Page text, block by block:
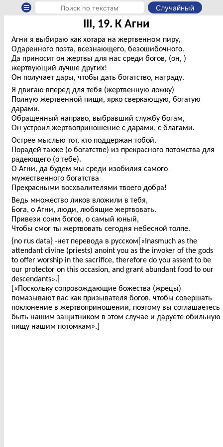
Случайный
III, 19. К Агни
Агни я выбираю как хотара на жертвенном пиру,
Одаренного поэта, всезнающего, безошибочного.
Да приносит он жертвы для нас среди богов, (он, )
жертвующий лучше других!
Он получает дары, чтобы дать богатство, награду.
Я двигаю вперед для тебя (жертвенную ложку)
Полную жертвенной пищи, ярко сверкающую, богатую
дарами.
Обращенный направо, выбравший службу богам,
Он устроил жертвоприношение с дарами, с благами.
Острее мыслью тот, кто поддержан тобой.
Порадей также (о богатстве) из прекрасного потомства для
радеющего (о тебе).
О Агни, да будем мы среди изобилия самого
мужественного богатства
Прекрасными восхвалителями твоего добра!
Ведь множество ликов вложили в тебя,
Бога, о Агни, люди, любящие жертвовать.
Привези сонм богов, о самый юный,
Чтобы смог ты жертвовать сегодня небесной толпе.
{no rus data} -нет перевода в русском[«Inasmuch as the
attendant divine (priests) anoint you as the invoker of the gods
to offer worship in the sacrifice, therefore do you assent to be
our protector on this occasion, and grant abundant food to our
descendants».]
[«Поскольку сопровождающие божества (жрецы)
помазывают вас как призывателя богов, чтобы совершать
поклонение в жертвоприношении, поэтому вы соглашаетесь
быть нашим защитником в этом случае и даруете обильную
пищу нашим потомкам».]